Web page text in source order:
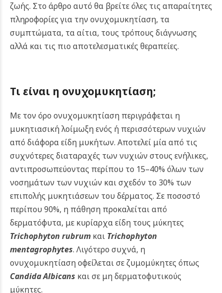
ζωής. Στο άρθρο αυτό θα βρείτε όλες τις απαραίτητες
πληροφορίες για την ονυχομυκητίαση, τα
συμπτώματα, τα αίτια, τους τρόπους διάγνωσης
αλλά και τις πιο αποτελεσματικές θεραπείες.
Τι είναι η ονυχομυκητίαση;
Με τον όρο ονυχομυκητίαση περιγράφεται η
μυκητιασική λοίμωξη ενός ή περισσότερων νυχιών
από διάφορα είδη μυκήτων. Αποτελεί μία από τις
συχνότερες διαταραχές των νυχιών στους ενήλικες,
αντιπροσωπεύοντας περίπου το 15–40% όλων των
νοσημάτων των νυχιών και σχεδόν το 30% των
επιπολής μυκητιάσεων του δέρματος. Σε ποσοστό
περίπου 90%, η πάθηση προκαλείται από
δερματόφυτα, με κυρίαρχα είδη τους μύκητες
Trichophyton rubrum και Trichophyton
mentagrophytes. Λιγότερο συχνά, η
ονυχομυκητίαση οφείλεται σε ζυμομύκητες όπως
Candida Albicans και σε μη δερματοφυτικούς
μύκητες.